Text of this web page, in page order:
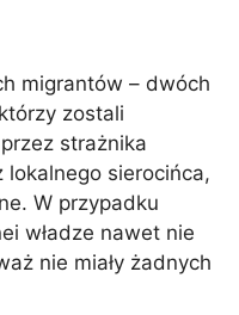
migrantów – dwóch
zostali
strażnika
lokalnego sierocińca,
W przypadku
władze nawet nie
nie miały żadnych